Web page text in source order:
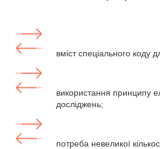
вміст спеціального коду
використання принципу
досліджень;
потреба невеликої